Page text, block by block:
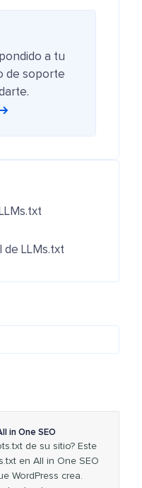
a tu
de soporte
de LLMs.txt
in One SEO
de su sitio? Este
en All in One SEO
WordPress crea.